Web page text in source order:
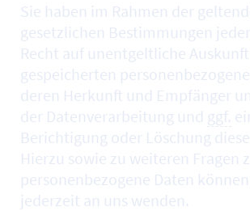
Sie haben im Rahmen der
gesetzlichen Bestimmungen
Recht auf unentgeltliche
gespeicherten
deren Herkunft und Empfänger
der Datenverarbeitung und ggf.
Berichtigung oder Löschung
Hierzu sowie zu weiteren Fragen
personenbezogene Daten
jederzeit an uns wenden.